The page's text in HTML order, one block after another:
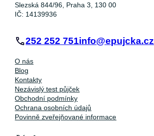
Slezská 844/96, Praha 3, 130 00
IČ: 14139936
252 252 751info@epujcka.cz
O nás
Blog
Kontakty
Nezávislý test půjček
Obchodní podmínky
Ochrana osobních údajů
Povinně zveřejňované informace